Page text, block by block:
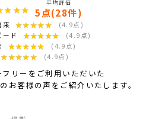
平均評価
5点(28件)
来 ★★★★★
★★★★★
(4.9点)
ード
★★★★★
★★★★★
(4.9点)
★★★★★
★★★★★
(4.9点)
★★★★★
★★★★★ (4.9点)
リーをご利用いただいた
客様の声をご紹介いたします。